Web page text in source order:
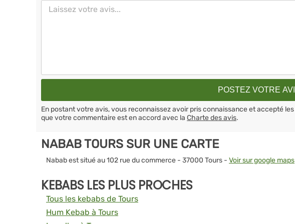
En postant votre avis, vous reconnaissez avoir pris connaissance et accepté les
que votre commentaire est en accord avec la Charte des avis.
NABAB TOURS SUR UNE CARTE
Nabab est situé au 102 rue du commerce - 37000 Tours - Voir sur google maps
KEBABS LES PLUS PROCHES
Tous les kebabs de Tours
Hum Kebab à Tours